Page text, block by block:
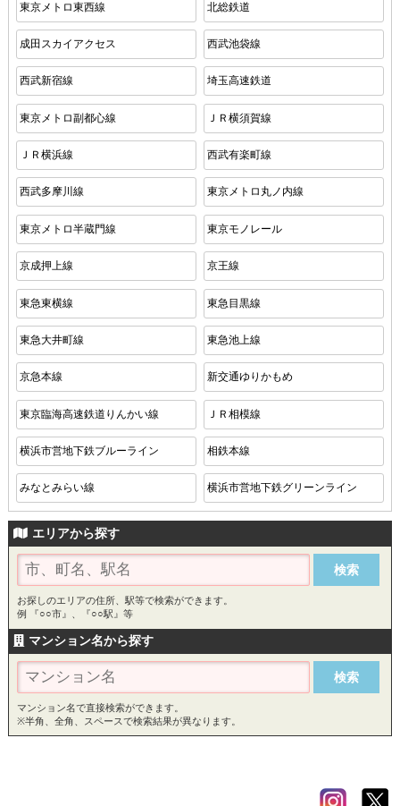
東京メトロ東西線 北総鉄道
成田スカイアクセス 西武池袋線
西武新宿線 埼玉高速鉄道
東京メトロ副都心線 ＪＲ横須賀線
ＪＲ横浜線 西武有楽町線
西武多摩川線 東京メトロ丸ノ内線
東京メトロ半蔵門線 東京モノレール
京成押上線 京王線
東急東横線 東急目黒線
東急大井町線 東急池上線
京急本線 新交通ゆりかもめ
東京臨海高速鉄道りんかい線 ＪＲ相模線
横浜市営地下鉄ブルーライン 相鉄本線
みなとみらい線 横浜市営地下鉄グリーンライン
エリアから探す
お探しのエリアの住所、駅等で検索ができます。
例 『○○市』、『○○駅』等
マンション名から探す
マンション名で直接検索ができます。
※半角、全角、スペースで検索結果が異なります。